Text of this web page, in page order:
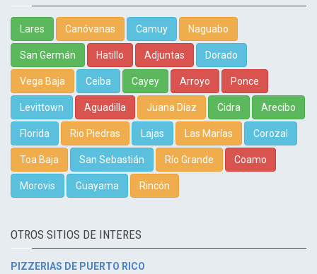
Lares Canóvanas Camuy Naguabo
San Germán Hatillo Adjuntas Dorado
Vega Baja Ceiba Cayey Arroyo Ponce
Levittown Aguadilla Juana Díaz Cidra Arecibo
Florida Rio Piedras Lajas Las Marías Corozal
Toa Baja San Sebastián Río Grande Coamo
Morovis Guayama Rincón
OTROS SITIOS DE INTERES
PIZZERIAS DE PUERTO RICO